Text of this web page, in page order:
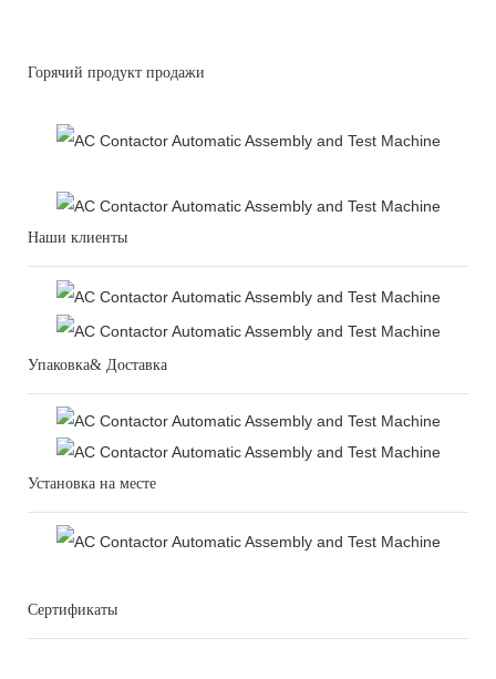
Горячий продукт продажи
Наши клиенты
Упаковка& Доставка
Установка на месте
Сертификаты